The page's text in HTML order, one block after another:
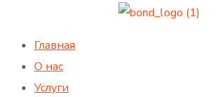
Главная
О нас
Услуги